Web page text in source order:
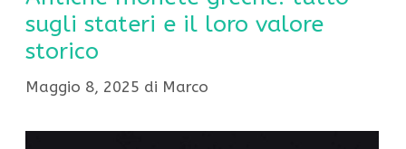
sugli stateri e il loro valore
storico
Maggio 8, 2025 di Marco